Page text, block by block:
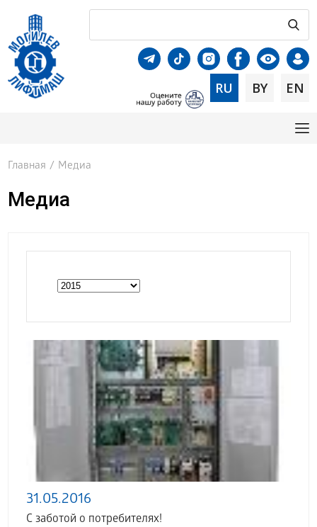
RU BY EN
Главная / Медиа
Медиа
31.05.2016
С заботой о потребителях!